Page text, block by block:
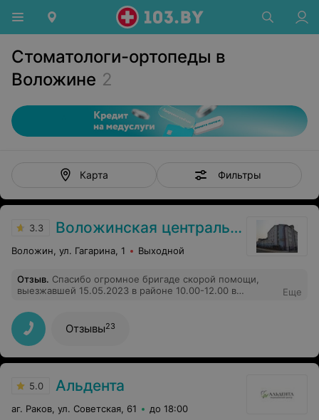
Стоматологи-ортопеды в
Воложине 2
Карта Фильтры
3.3 Воложинская центральная районная больница
Воложин, ул. Гагарина, 1 Выходной
Отзыв. Спасибо огромное бригаде скорой помощи,
выезжавшей 15.05.2023 в районе 10.00-12.00 в
Спасибо за ваш профессионализм и внимание к людям.
Еще
Отзывы23
5.0 Альдента
aг. Раков, ул. Советская, 61 до 18:00